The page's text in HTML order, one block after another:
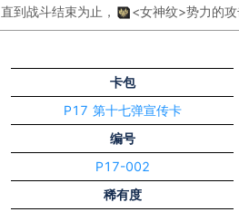
直到战斗结束为止， <女神纹>势力的
卡包
P17 第十七弹宣传卡
编号
P17-002
稀有度